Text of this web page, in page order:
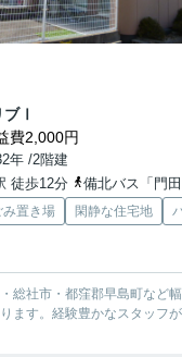
ブⅠ
費2,000円
年 /2階建
徒歩12分
備北バス「門田（岡山
み置き場 閑静な住宅地
総社市・都窪郡早島町など
ます。経験豊かなスタッフ